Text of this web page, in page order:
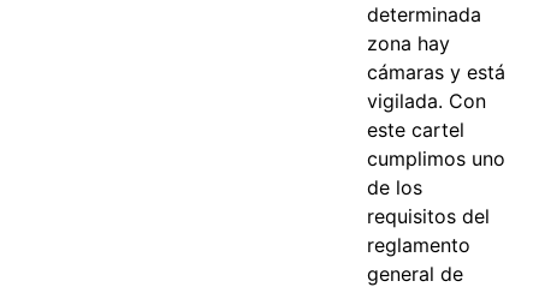
determinada
zona hay
cámaras y está
vigilada. Con
este cartel
cumplimos uno
de los
requisitos del
reglamento
general de